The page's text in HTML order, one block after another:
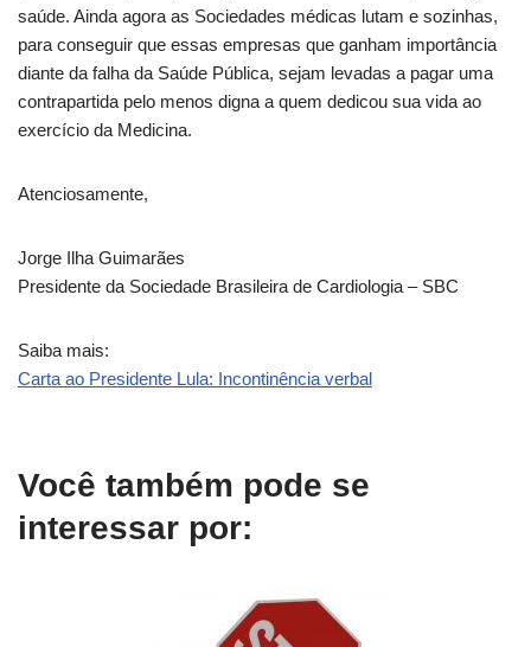
saúde. Ainda agora as Sociedades médicas lutam e sozinhas,
para conseguir que essas empresas que ganham importância
diante da falha da Saúde Pública, sejam levadas a pagar uma
contrapartida pelo menos digna a quem dedicou sua vida ao
exercício da Medicina.
Atenciosamente,
Jorge Ilha Guimarães
Presidente da Sociedade Brasileira de Cardiologia – SBC
Saiba mais:
Carta ao Presidente Lula: Incontinência verbal
Você também pode se
interessar por: